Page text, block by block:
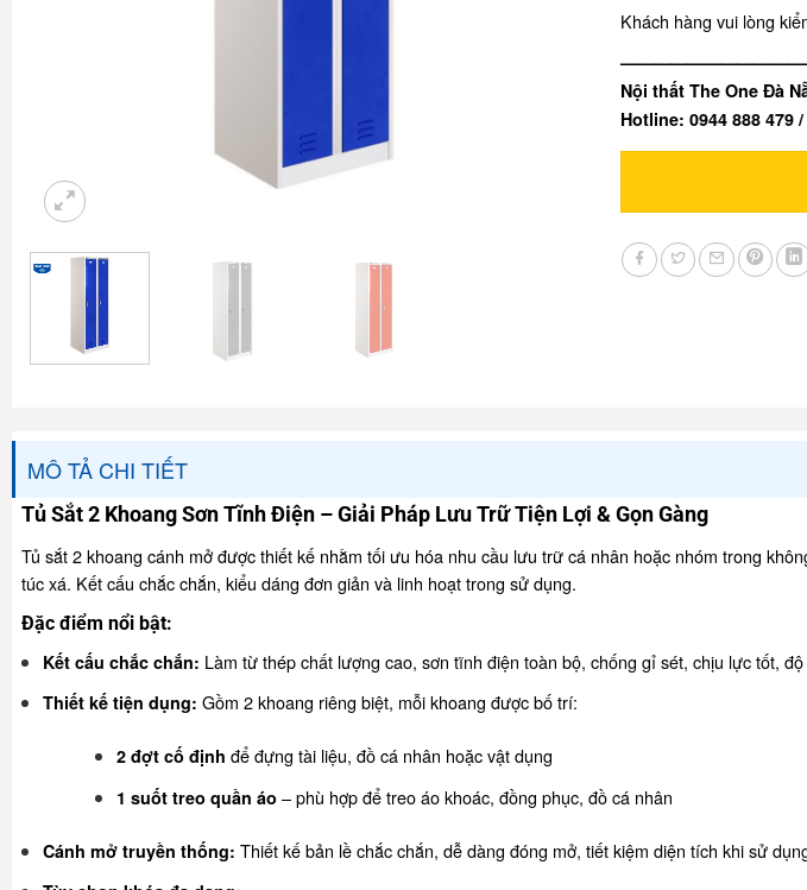
Khách hàng vui lòng
Nội thất The One Đà
Hotline: 0944 888 479 /
MÔ TẢ CHI TIẾT
Tủ Sắt 2 Khoang Sơn Tĩnh Điện – Giải Pháp Lưu Trữ Tiện Lợi & Gọn Gàng
Tủ sắt 2 khoang cánh mở được thiết kế nhằm tối ưu hóa nhu cầu lưu trữ cá nhân hoặc nhóm trong
túc xá. Kết cấu chắc chắn, kiểu dáng đơn giản và linh hoạt trong sử dụng.
Đặc điểm nổi bật:
Kết cấu chắc chắn: Làm từ thép chất lượng cao, sơn tĩnh điện toàn bộ, chống gỉ sét, chịu lực tốt,
Thiết kế tiện dụng: Gồm 2 khoang riêng biệt, mỗi khoang được bố trí:
2 đợt cố định để đựng tài liệu, đồ cá nhân hoặc vật dụng
1 suốt treo quần áo – phù hợp để treo áo khoác, đồng phục, đồ cá nhân
Cánh mở truyền thống: Thiết kế bản lề chắc chắn, dễ dàng đóng mở, tiết kiệm diện tích khi sử